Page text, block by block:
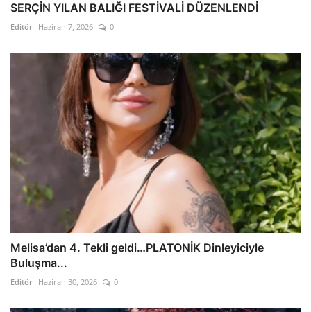
SERÇİN YILAN BALIĞI FESTİVALİ DÜZENLENDİ
Editör Haziran 7, 2026 0
Melisa’dan 4. Tekli geldi…PLATONİK Dinleyiciyle
Buluşma...
Editör Haziran 30, 2026 0